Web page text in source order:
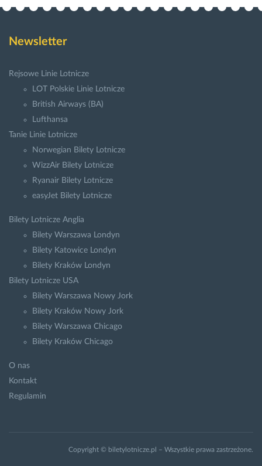
Newsletter
Rejsowe Linie Lotnicze
LOT Polskie Linie Lotnicze
British Airways (BA)
Lufthansa
Tanie Linie Lotnicze
Norwegian Bilety Lotnicze
WizzAir Bilety Lotnicze
Ryanair Bilety Lotnicze
easyJet Bilety Lotnicze
Bilety Lotnicze Anglia
Bilety Warszawa Londyn
Bilety Katowice Londyn
Bilety Kraków Londyn
Bilety Lotnicze USA
Bilety Warszawa Nowy Jork
Bilety Kraków Nowy Jork
Bilety Warszawa Chicago
Bilety Kraków Chicago
O nas
Kontakt
Regulamin
Copyright © biletylotnicze.pl – Wszystkie prawa zastrzeżone.